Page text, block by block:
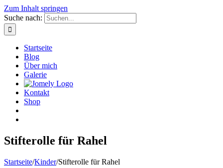
Zum Inhalt springen
Suche nach:
Startseite
Blog
Über mich
Galerie
Kontakt
Shop
Stifterolle für Rahel
Startseite/Kinder/Stifterolle für Rahel